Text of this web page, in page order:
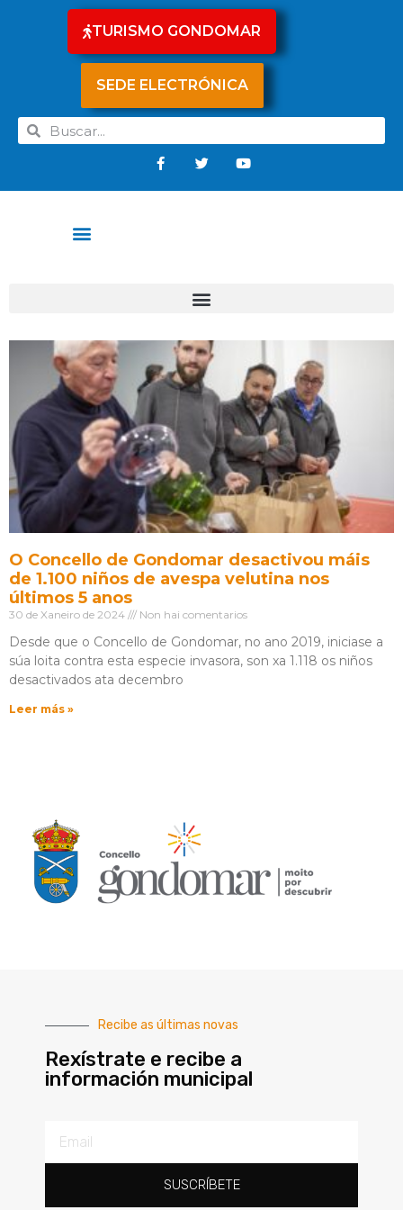
TURISMO GONDOMAR
SEDE ELECTRÓNICA
O Concello de Gondomar desactivou máis
de 1.100 niños de avespa velutina nos
últimos 5 anos
30 de Xaneiro de 2024 Non hai comentarios
Desde que o Concello de Gondomar, no ano 2019, iniciase a
súa loita contra esta especie invasora, son xa 1.118 os niños
desactivados ata decembro
Leer más »
Recibe as últimas novas
Rexístrate e recibe a
información municipal
SUSCRÍBETE